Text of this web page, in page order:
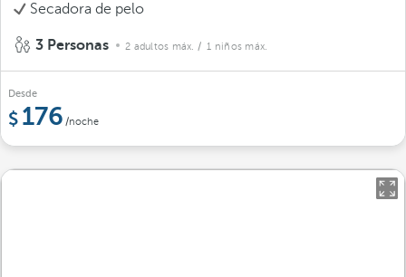
Secadora de pelo
3 Personas 2 adultos máx. / 1 niños máx.
Desde
176 /noche